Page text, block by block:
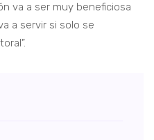
va a ser muy beneficiosa
a servir si solo se